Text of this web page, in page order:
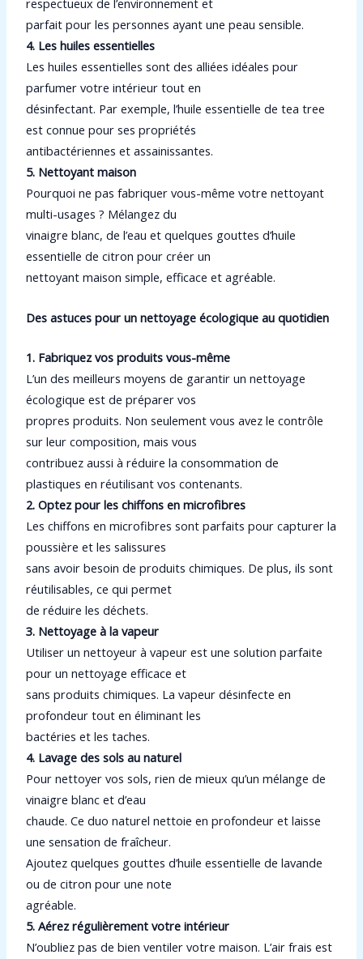
respectueux de l’environnement et
parfait pour les personnes ayant une peau sensible.
4. Les huiles essentielles
Les huiles essentielles sont des alliées idéales pour
parfumer votre intérieur tout en
désinfectant. Par exemple, l’huile essentielle de tea tree
est connue pour ses propriétés
antibactériennes et assainissantes.
5. Nettoyant maison
Pourquoi ne pas fabriquer vous-même votre nettoyant
multi-usages ? Mélangez du
vinaigre blanc, de l’eau et quelques gouttes d’huile
essentielle de citron pour créer un
nettoyant maison simple, efficace et agréable.
Des astuces pour un nettoyage écologique au quotidien
1. Fabriquez vos produits vous-même
L’un des meilleurs moyens de garantir un nettoyage
écologique est de préparer vos
propres produits. Non seulement vous avez le contrôle
sur leur composition, mais vous
contribuez aussi à réduire la consommation de
plastiques en réutilisant vos contenants.
2. Optez pour les chiffons en microfibres
Les chiffons en microfibres sont parfaits pour capturer la
poussière et les salissures
sans avoir besoin de produits chimiques. De plus, ils sont
réutilisables, ce qui permet
de réduire les déchets.
3. Nettoyage à la vapeur
Utiliser un nettoyeur à vapeur est une solution parfaite
pour un nettoyage efficace et
sans produits chimiques. La vapeur désinfecte en
profondeur tout en éliminant les
bactéries et les taches.
4. Lavage des sols au naturel
Pour nettoyer vos sols, rien de mieux qu’un mélange de
vinaigre blanc et d’eau
chaude. Ce duo naturel nettoie en profondeur et laisse
une sensation de fraîcheur.
Ajoutez quelques gouttes d’huile essentielle de lavande
ou de citron pour une note
agréable.
5. Aérez régulièrement votre intérieur
N’oubliez pas de bien ventiler votre maison. L’air frais est